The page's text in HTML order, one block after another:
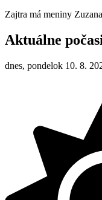
Zajtra má meniny Zuzana
Aktuálne
dnes, pondelok 10. 8.